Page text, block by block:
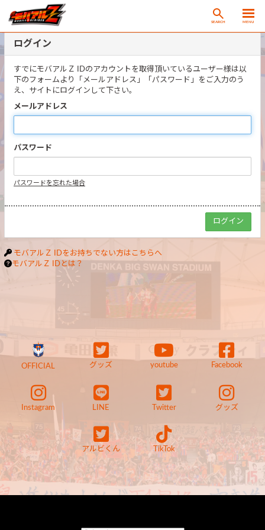
SEARCH MENU
ログイン
すでにモバアルＺ IDのアカウントを取得頂いているユーザー様は以
下のフォームより「メールアドレス」「パスワード」をご入力のう
え、サイトにログインして下さい。
メールアドレス
パスワード
パスワードを忘れた場合
モバアルＺ IDをお持ちでない方はこちらへ
モバアルＺ IDとは？
OFFICIAL グッズ youtube Facebook
Instagram LINE Twitter グッズ
アルビくん TikTok